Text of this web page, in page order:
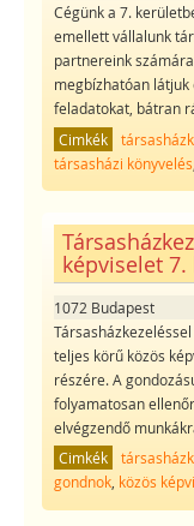
Cégünk a 7.
emellett vállalunk
partnereink
megbízhatóan látjuk
feladatokat, bátran
Cimkék
társasházi könyvelés
képviselet 7.
1072 Budapest
teljes körű közös
részére. A
folyamatosan
elvégzendő
Cimkék
gondnok, közös